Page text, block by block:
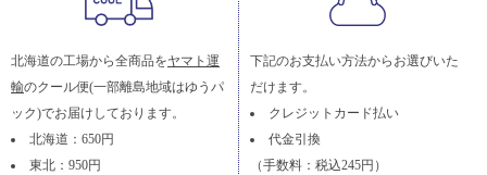
北海道の工場から全商品をヤマト運
輸のクール便(一部離島地域はゆうパ
ック)でお届けしております。
北海道：650円
東北：950円
下記のお支払い方法からお選びいた
だけます。
クレジットカード払い
代金引換
（手数料：税込245円）